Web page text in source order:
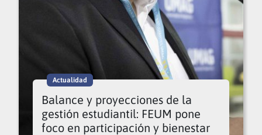
Actualidad
Balance y proyecciones de la
gestión estudiantil: FEUM pone
foco en participación y bienestar